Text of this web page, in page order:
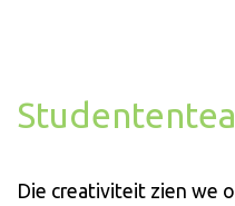
Die creativiteit zien we